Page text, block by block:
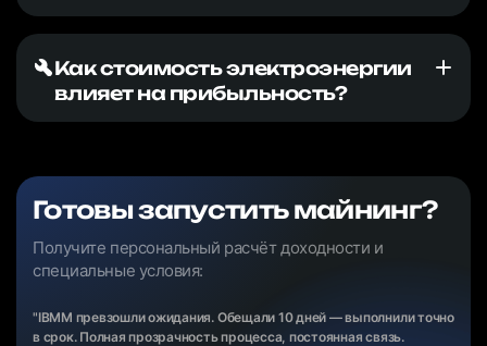
Как стоимость электроэнергии
влияет на прибыльность?
Готовы запустить майнинг?
Получите персональный расчёт доходности и
специальные условия:
"IBMM превзошли ожидания. Обещали 10 дней — выполнили точно
в срок. Полная прозрачность процесса, постоянная связь.